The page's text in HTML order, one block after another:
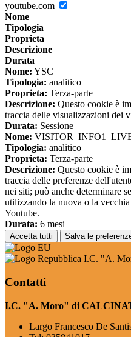
youtube.com
Nome
Tipologia
Proprieta
Descrizione
Durata
Nome: YSC
Tipologia: analitico
Proprieta: Terza-parte
Descrizione: Questo cookie è
traccia delle visualizzazioni dei
Durata: Sessione
Nome:
Tipologia: analitico
Proprieta: Terza-parte
Descrizione: Questo cookie è
traccia delle preferenze
nei siti; può anche determinare
utilizzando la nuova o la
Youtube.
Durata: 6 mesi
Accetta tutti Salva le
I.C. "A.
Contatti
I.C. "A. Moro" di
Largo Francesco De